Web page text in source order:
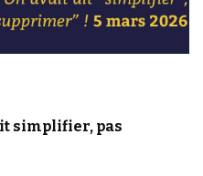
simplifier, pas